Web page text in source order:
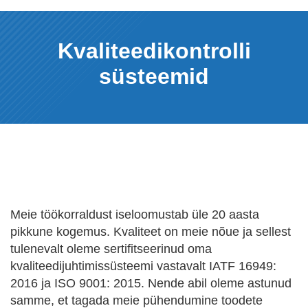
Kvaliteedikontrolli
süsteemid
Meie töökorraldust iseloomustab üle 20 aasta
pikkune kogemus. Kvaliteet on meie nõue ja sellest
tulenevalt oleme sertifitseerinud oma
kvaliteedijuhtimissüsteemi vastavalt IATF 16949:
2016 ja ISO 9001: 2015. Nende abil oleme astunud
samme, et tagada meie pühendumine toodete